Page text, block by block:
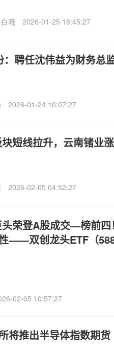
白晓 2026-01-25 18:45:27
：聘任沈伟益为财务总
2026-01-24 10:07:27
短线拉升，云南锗业
2026-02-05 04:52:27
荣登A股成交—榜前四
——双创龙头ETF（
02-05 10:57:27
将推出半导体指数期货